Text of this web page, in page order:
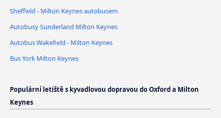
Sheffield - Milton Keynes autobusem
Autobusy Sunderland Milton Keynes
Autobus Wakefield - Milton Keynes
Bus York Milton Keynes
Populární letiště s kyvadlovou dopravou do Oxford a Milton
Keynes